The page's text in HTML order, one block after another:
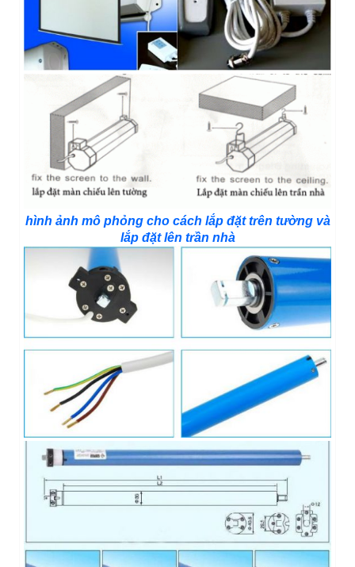
hình ảnh mô phỏng cho cách lắp đặt trên tường và
lắp đặt lên trần nhà